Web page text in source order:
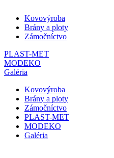
Kovovýroba
Brány a ploty
Zámočníctvo
PLAST-MET
MODEKO
Galéria
Kovovýroba
Brány a ploty
Zámočníctvo
PLAST-MET
MODEKO
Galéria